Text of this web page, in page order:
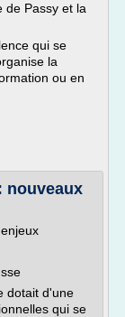
de Passy et la
qui se
la
ou en
nouveaux
dotait d'une
qui se